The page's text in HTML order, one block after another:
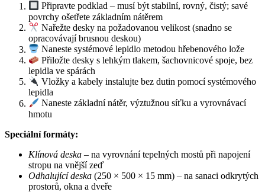
Připravte podklad – musí být stabilní, rovný, čistý; savé
povrchy ošetřete základním nátěrem
Nařežte desky na požadovanou velikost (snadno se
opracovávají brusnou deskou)
Naneste systémové lepidlo metodou hřebenového lože
Přiložte desky s lehkým tlakem, šachovnicové spoje, bez
lepidla ve spárách
Vložky a kabely instalujte bez dutin pomocí systémového
lepidla
Naneste základní nátěr, výztužnou síťku a vyrovnávací
hmotu
Speciální formáty:
Klínová deska – na vyrovnání tepelných mostů při napojení
stropu na vnější zeď
Odhalující deska (250 × 500 × 15 mm) – na sanaci odkrytých
prostorů, okna a dveře